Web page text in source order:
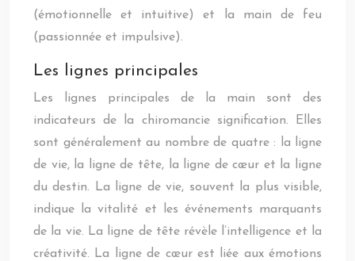
(émotionnelle et intuitive) et la main de feu
(passionnée et impulsive).
Les lignes principales
Les lignes principales de la main sont des
indicateurs de la chiromancie signification. Elles
sont généralement au nombre de quatre : la ligne
de vie, la ligne de tête, la ligne de cœur et la ligne
du destin. La ligne de vie, souvent la plus visible,
indique la vitalité et les événements marquants
de la vie. La ligne de tête révèle l’intelligence et la
créativité. La ligne de cœur est liée aux émotions